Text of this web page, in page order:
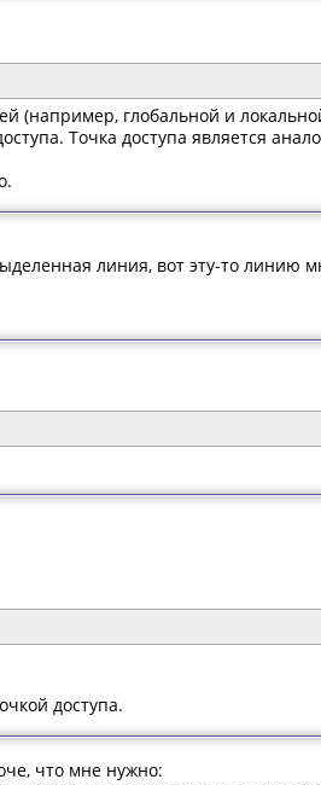
(например, глобальной и
Точка доступа является
линия, вот эту-то линию
доступа.
что мне нужно: